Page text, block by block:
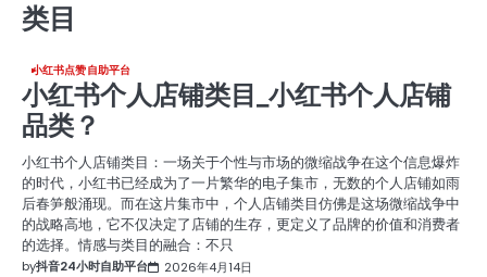
类目
小红书点赞自助平台
小红书个人店铺类目_小红书个人店铺
品类？
小红书个人店铺类目：一场关于个性与市场的微缩战争在这个信息爆炸
的时代，小红书已经成为了一片繁华的电子集市，无数的个人店铺如雨
后春笋般涌现。而在这片集市中，个人店铺类目仿佛是这场微缩战争中
的战略高地，它不仅决定了店铺的生存，更定义了品牌的价值和消费者
的选择。情感与类目的融合：不只
by抖音24小时自助平台 2026年4月14日